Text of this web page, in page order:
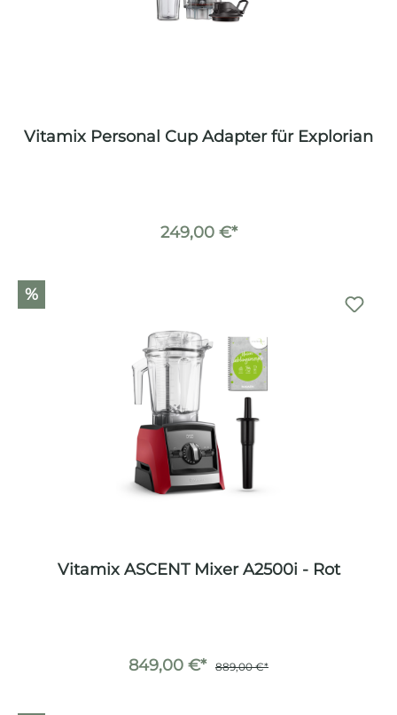
Vitamix Personal Cup Adapter für Explorian
249,00 €*
%
Vitamix ASCENT Mixer A2500i - Rot
849,00 €* 889,00 €*